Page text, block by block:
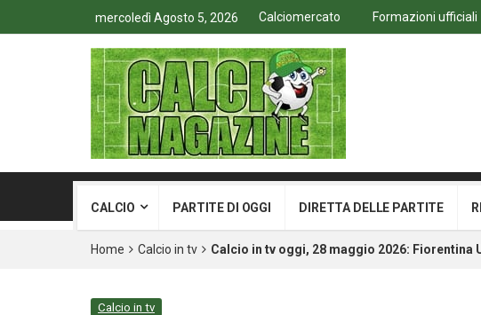
mercoledì Agosto 5, 2026 Calciomercato Formazioni ufficiali
CALCIO PARTITE DI OGGI DIRETTA DELLE PARTITE
Home Calcio in tv Calcio in tv oggi, 28 maggio 2026: Fiorentina
Calcio in tv